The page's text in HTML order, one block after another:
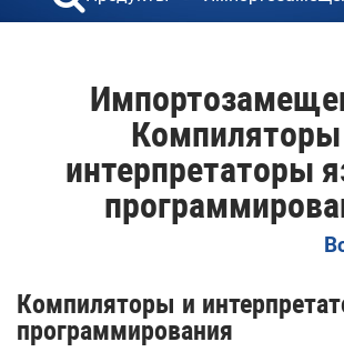
интерпретаторы
Компиляторы и интерпретаторы языков
программирования